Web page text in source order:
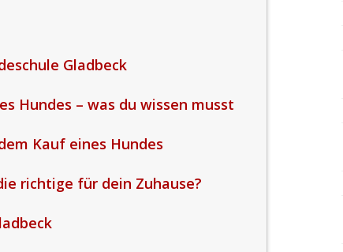
Gladbeck
Hundes – was du wissen musst
Kauf eines Hundes
richtige für dein Zuhause?